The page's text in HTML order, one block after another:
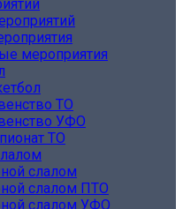
мероприятия
ТО
УФО
ТО
слалом
слалом ПТО
слалом УФО